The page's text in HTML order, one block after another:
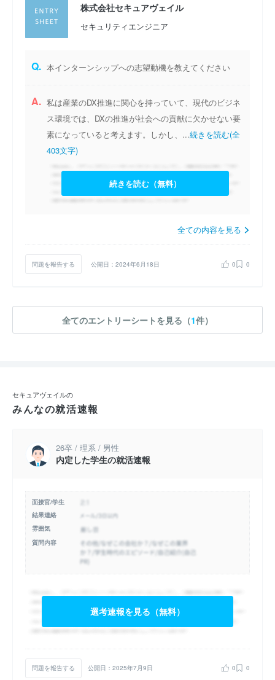
株式会社セキュアヴェイル
セキュリティエンジニア
Q. 本インターンシップへの志望動機を教えてください
A. 私は産業のDX推進に関心を持っていて、現代のビジネ
ス環境では、DXの推進が社会への貢献に欠かせない要
素になっていると考えます。しかし、...続きを読む(全
403文字)
続きを読む（無料）
全ての内容を見る
問題を報告する 公開日：2024年6月18日 0 0
全てのエントリーシートを見る（1件）
セキュアヴェイルの
みんなの就活速報
26卒 / 理系 / 男性
内定した学生の就活速報
面接官/学生
結果連絡
雰囲気
質問内容
選考速報を見る（無料）
問題を報告する 公開日：2025年7月9日 0 0